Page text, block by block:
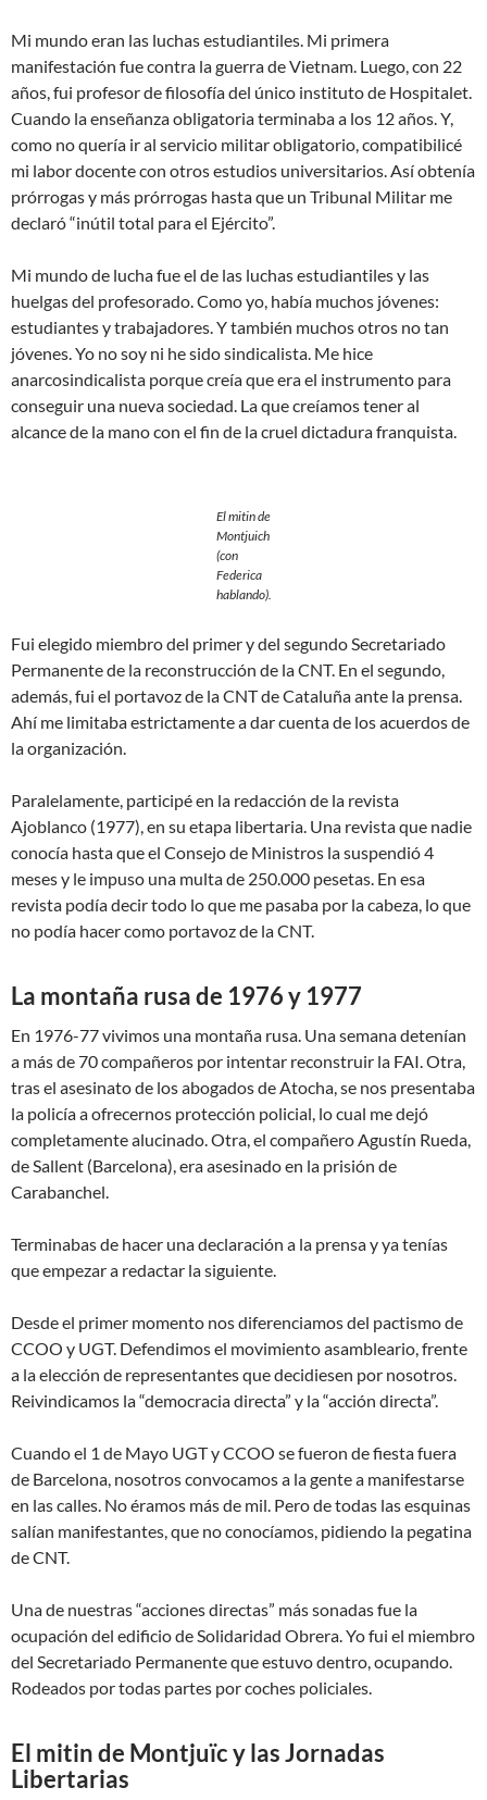
Mi mundo eran las luchas estudiantiles. Mi primera
manifestación fue contra la guerra de Vietnam. Luego, con 22
años, fui profesor de filosofía del único instituto de Hospitalet.
Cuando la enseñanza obligatoria terminaba a los 12 años. Y,
como no quería ir al servicio militar obligatorio, compatibilicé
mi labor docente con otros estudios universitarios. Así obtenía
prórrogas y más prórrogas hasta que un Tribunal Militar me
declaró “inútil total para el Ejército”.
Mi mundo de lucha fue el de las luchas estudiantiles y las
huelgas del profesorado. Como yo, había muchos jóvenes:
estudiantes y trabajadores. Y también muchos otros no tan
jóvenes. Yo no soy ni he sido sindicalista. Me hice
anarcosindicalista porque creía que era el instrumento para
conseguir una nueva sociedad. La que creíamos tener al
alcance de la mano con el fin de la cruel dictadura franquista.
El mitin de
Montjuich
(con
Federica
hablando).
Fui elegido miembro del primer y del segundo Secretariado
Permanente de la reconstrucción de la CNT. En el segundo,
además, fui el portavoz de la CNT de Cataluña ante la prensa.
Ahí me limitaba estrictamente a dar cuenta de los acuerdos de
la organización.
Paralelamente, participé en la redacción de la revista
Ajoblanco (1977), en su etapa libertaria. Una revista que nadie
conocía hasta que el Consejo de Ministros la suspendió 4
meses y le impuso una multa de 250.000 pesetas. En esa
revista podía decir todo lo que me pasaba por la cabeza, lo que
no podía hacer como portavoz de la CNT.
La montaña rusa de 1976 y 1977
En 1976-77 vivimos una montaña rusa. Una semana detenían
a más de 70 compañeros por intentar reconstruir la FAI. Otra,
tras el asesinato de los abogados de Atocha, se nos presentaba
la policía a ofrecernos protección policial, lo cual me dejó
completamente alucinado. Otra, el compañero Agustín Rueda,
de Sallent (Barcelona), era asesinado en la prisión de
Carabanchel.
Terminabas de hacer una declaración a la prensa y ya tenías
que empezar a redactar la siguiente.
Desde el primer momento nos diferenciamos del pactismo de
CCOO y UGT. Defendimos el movimiento asambleario, frente
a la elección de representantes que decidiesen por nosotros.
Reivindicamos la “democracia directa” y la “acción directa”.
Cuando el 1 de Mayo UGT y CCOO se fueron de fiesta fuera
de Barcelona, nosotros convocamos a la gente a manifestarse
en las calles. No éramos más de mil. Pero de todas las esquinas
salían manifestantes, que no conocíamos, pidiendo la pegatina
de CNT.
Una de nuestras “acciones directas” más sonadas fue la
ocupación del edificio de Solidaridad Obrera. Yo fui el miembro
del Secretariado Permanente que estuvo dentro, ocupando.
Rodeados por todas partes por coches policiales.
El mitin de Montjuïc y las Jornadas
Libertarias